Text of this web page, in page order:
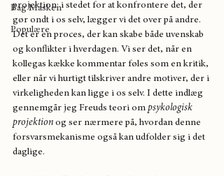
Bag Masken
Populære
projektion: i stedet for at konfrontere det, der
gør ondt i os selv, lægger vi det over på andre.
Det er en proces, der kan skabe både uvenskab
og konflikter i hverdagen. Vi ser det, når en
kollegas kække kommentar føles som en kritik,
eller når vi hurtigt tilskriver andre motiver, der i
virkeligheden kan ligge i os selv. I dette indlæg
gennemgår jeg Freuds teori om psykologisk
projektion og ser nærmere på, hvordan denne
forsvarsmekanisme også kan udfolder sig i det
daglige.